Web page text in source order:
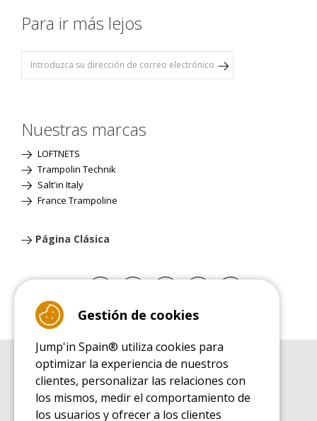
Para ir más lejos
Nuestras marcas
LOFTNETS
Trampolin Technik
Salt'in Italy
France Trampoline
Página Clásica
GUÍA DE COMPRA
Guía de compra para las camas elásticas de ocio
GUÍA DE INSTALACIÓN
Gestión de cookies
Jump'in Spain® utiliza cookies para
optimizar la experiencia de nuestros
clientes, personalizar las relaciones con
los mismos, medir el comportamiento de
los usuarios y ofrecer a los clientes